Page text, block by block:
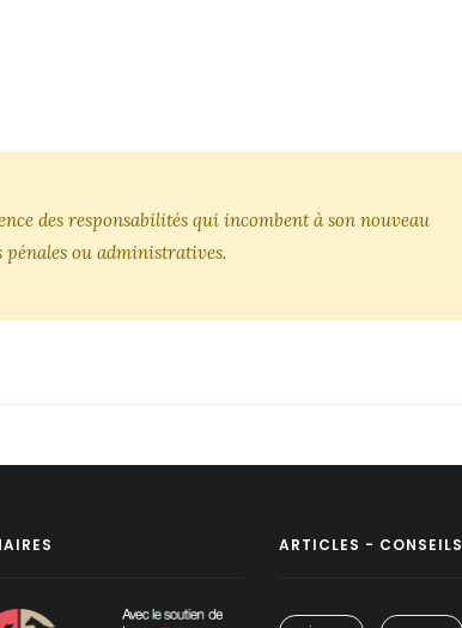
des responsabilités qui incombent à son nouveau
ou administratives.
ARTICLES - CONSEILS